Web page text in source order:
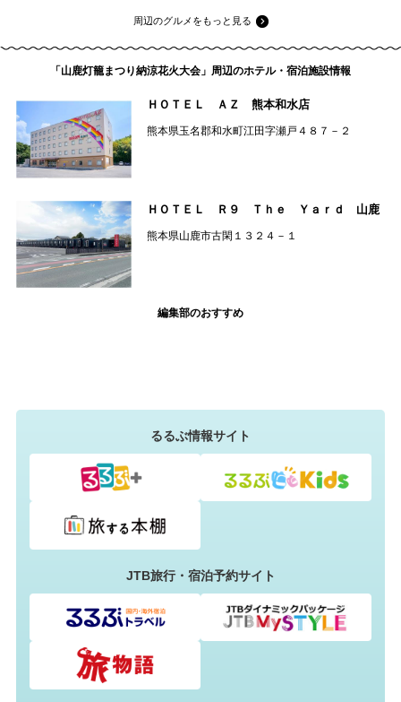
周辺のグルメをもっと見る
「山鹿灯籠まつり納涼花火大会」周辺のホテル・宿泊施設情報
ＨＯＴＥＬ ＡＺ 熊本和水店
熊本県玉名郡和水町江田字瀬戸４８７－２
ＨＯＴＥＬ Ｒ９ Ｔｈｅ Ｙａｒｄ 山鹿
熊本県山鹿市古閑１３２４－１
編集部のおすすめ
るるぶ情報サイト
JTB旅行・宿泊予約サイト